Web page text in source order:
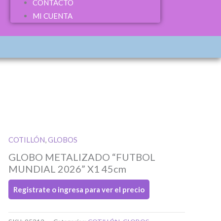
CONTACTO
MI CUENTA
COTILLÓN,GLOBOS
GLOBO METALIZADO “FUTBOL
MUNDIAL 2026” X1 45cm
Registrate o ingresa para ver el precio